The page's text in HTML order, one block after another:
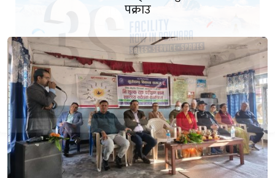
पक्राउ